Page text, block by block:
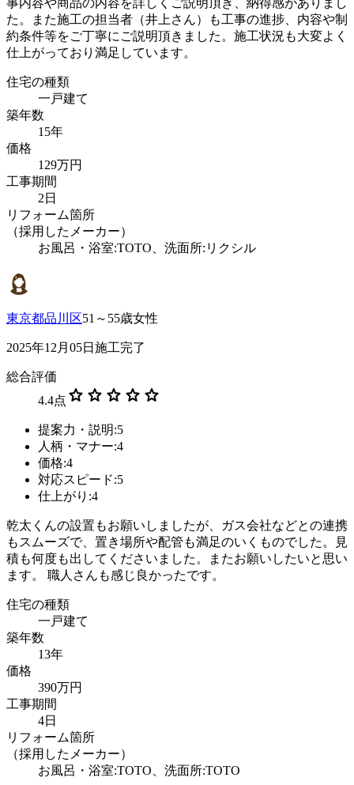
事内容や商品の内容を詳しくご説明頂き、納得感がありまし
た。また施工の担当者（井上さん）も工事の進捗、内容や制
約条件等をご丁寧にご説明頂きました。施工状況も大変よく
仕上がっており満足しています。
住宅の種類
一戸建て
築年数
15年
価格
129万円
工事期間
2日
リフォーム箇所
（採用したメーカー）
お風呂・浴室:TOTO、洗面所:リクシル
東京都品川区51～55歳女性
2025年12月05日施工完了
総合評価
4.4点 star star star star star
提案力・説明:5
人柄・マナー:4
価格:4
対応スピード:5
仕上がり:4
乾太くんの設置もお願いしましたが、ガス会社などとの連携
もスムーズで、置き場所や配管も満足のいくものでした。見
積も何度も出してくださいました。またお願いしたいと思い
ます。 職人さんも感じ良かったです。
住宅の種類
一戸建て
築年数
13年
価格
390万円
工事期間
4日
リフォーム箇所
（採用したメーカー）
お風呂・浴室:TOTO、洗面所:TOTO